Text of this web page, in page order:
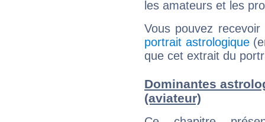
les amateurs et les
Vous pouvez
portrait astrologique
que cet extrait du
Dominantes
(aviateur)